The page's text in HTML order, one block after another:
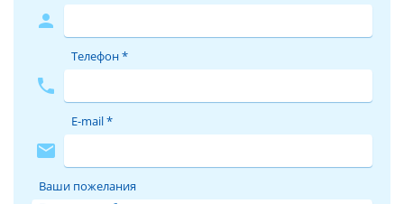
person
phone
Телефон *
mail
E-mail *
Ваши пожелания